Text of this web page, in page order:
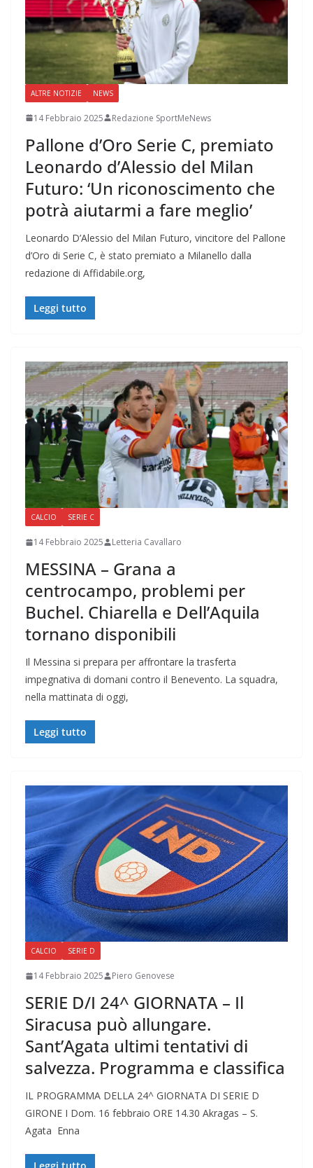
ALTRE NOTIZIE NEWS
14 Febbraio 2025 Redazione SportMeNews
Pallone d’Oro Serie C, premiato
Leonardo d’Alessio del Milan
Futuro: ‘Un riconoscimento che
potrà aiutarmi a fare meglio’
Leonardo D’Alessio del Milan Futuro, vincitore del Pallone
d’Oro di Serie C, è stato premiato a Milanello dalla
redazione di Affidabile.org,
Leggi tutto
CALCIO SERIE C
14 Febbraio 2025 Letteria Cavallaro
MESSINA – Grana a
centrocampo, problemi per
Buchel. Chiarella e Dell’Aquila
tornano disponibili
Il Messina si prepara per affrontare la trasferta
impegnativa di domani contro il Benevento. La squadra,
nella mattinata di oggi,
Leggi tutto
CALCIO SERIE D
14 Febbraio 2025 Piero Genovese
SERIE D/I 24^ GIORNATA – Il
Siracusa può allungare.
Sant’Agata ultimi tentativi di
salvezza. Programma e classifica
IL PROGRAMMA DELLA 24^ GIORNATA DI SERIE D
GIRONE I Dom. 16 febbraio ORE 14.30 Akragas – S.
Agata Enna